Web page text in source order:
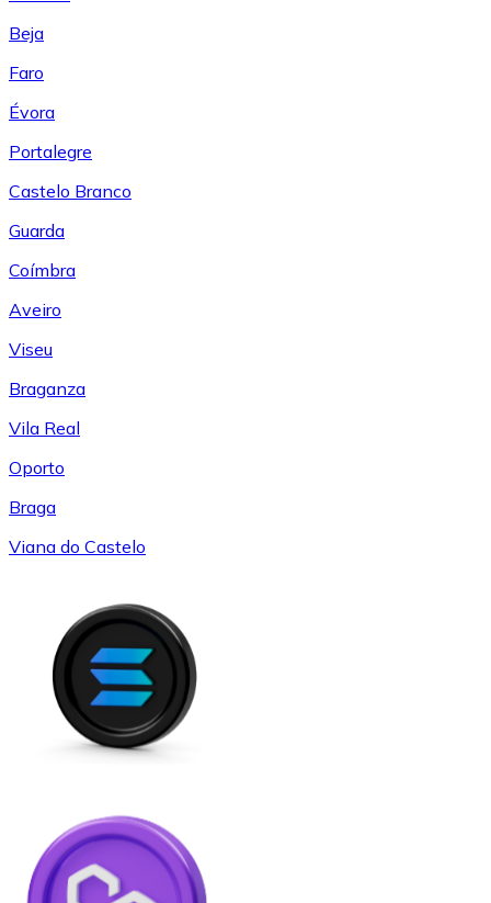
Beja
Faro
Évora
Portalegre
Castelo Branco
Guarda
Coímbra
Aveiro
Viseu
Braganza
Vila Real
Oporto
Braga
Viana do Castelo